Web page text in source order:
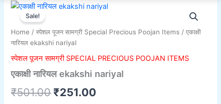
Sale!
Home /स्पेशल पूजन सामग्री Special Precious Poojan Items / एकाक्षी
नारियल ekakshi nariyal
स्पेशल पूजन सामग्री SPECIAL PRECIOUS POOJAN ITEMS
एकाक्षी नारियल ekakshi nariyal
₹501.00
Original
price
was:
₹501.00.
₹251.00
Current
price
₹251.00.
एकाक्षी
नारियल
ekakshi
nariyal
quantity